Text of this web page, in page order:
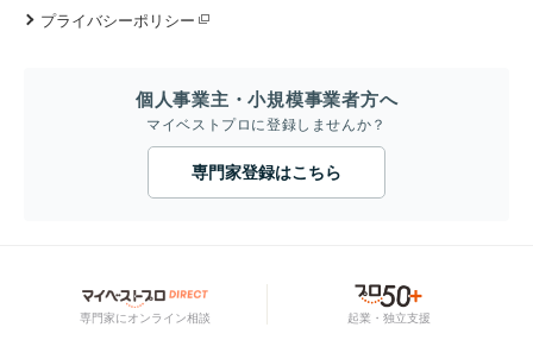
プライバシーポリシー
個人事業主・小規模事業者方へ
マイベストプロに登録しませんか？
専門家登録はこちら
専門家にオンライン相談 起業・独立支援